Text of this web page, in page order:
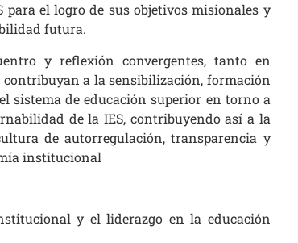
el logro de sus objetivos misionales y
futura.
y reflexión convergentes, tanto en
a la sensibilización, formación
sistema de educación superior en torno a
de la IES, contribuyendo así a la
de autorregulación, transparencia y
institucional
y el liderazgo en la educación